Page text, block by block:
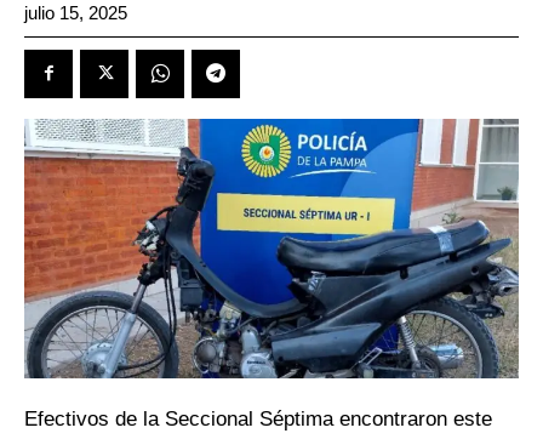
julio 15, 2025
Efectivos de la Seccional Séptima encontraron este